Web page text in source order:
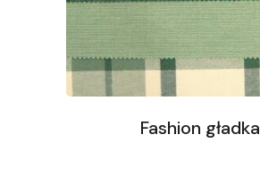
Fashion gładka